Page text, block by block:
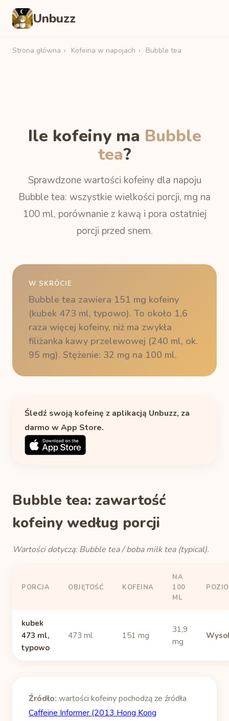
Unbuzz
Strona główna › Kofeina w napojach › Bubble tea
Ile kofeiny ma Bubble
tea?
Sprawdzone wartości kofeiny dla napoju
Bubble tea: wszystkie wielkości porcji, mg na
100 ml, porównanie z kawą i pora ostatniej
porcji przed snem.
W SKRÓCIE
Bubble tea zawiera 151 mg kofeiny
(kubek 473 ml, typowo). To około 1,6
raza więcej kofeiny, niż ma zwykła
filiżanka kawy przelewowej (240 ml, ok.
95 mg). Stężenie: 32 mg na 100 ml.
Śledź swoją kofeinę z aplikacją Unbuzz, za
darmo w App Store.
Bubble tea: zawartość
kofeiny według porcji
Wartości dotyczą: Bubble tea / boba milk tea (typical).
PORCJA OBJĘTOŚĆ KOFEINA
NA
100
ML
kubek
473 ml,
typowo
473 ml 151 mg
31,9
mg
Źródło: wartości kofeiny pochodzą ze źródła
Caffeine Informer (2013 Hong Kong